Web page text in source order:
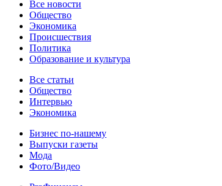
Новости
Все новости
Общество
Экономика
Происшествия
Политика
Образование и культура
Статьи
Все статьи
Общество
Интервью
Экономика
Разное
Бизнес по-нашему
Выпуски газеты
Мода
Фото/Видео